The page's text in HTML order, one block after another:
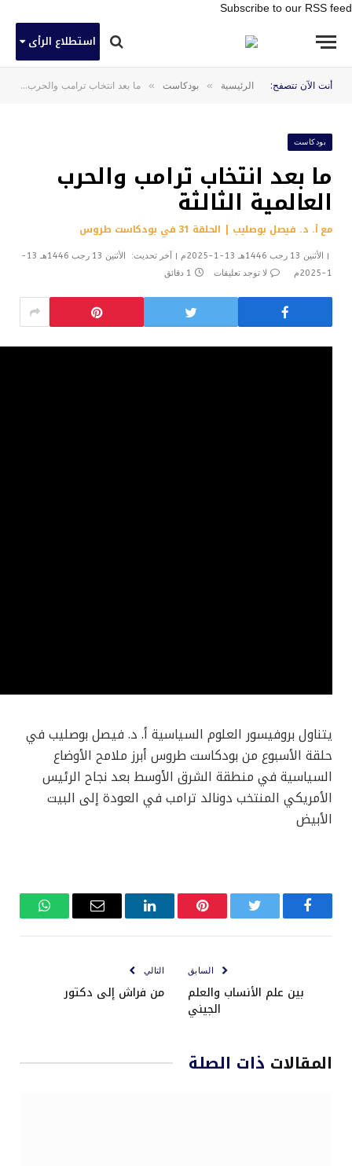
Subscribe to our RSS feed
استطلاع الرأى
أنت الآن تتصفح: الرئيسية » بودكاست » ما بعد انتخاب ترامب والحرب العالمية الثالثة
بودكاست
ما بعد انتخاب ترامب والحرب
العالمية الثالثة
مع أ. د. فيصل بوصليب | الحلقة 31 في بودكاست طروس
الأثنين 13 رجب 1446هـ 13-1-2025م آخر تحديث:
الأثنين 13 رجب 1446هـ 13-
1-2025م
لا توجد تعليقات 1 دقائق
يتناول بروفيسور العلوم السياسية أ. د. فيصل بوصليب في
حلقة الأسبوع من بودكاست طروس أبرز ملامح الأوضاع
السياسية في منطقة الشرق الأوسط بعد نجاح الرئيس
الأمريكي المنتخب دونالد ترامب في العودة إلى البيت
الأبيض
فيسبوك تويتر بينتيريستلينكدإن
البريد
واتساب
السابق
بين علم الأنساب والعلم
الجيني
التالي
من فراش إلى دكتور
المقالات ذات الصلة